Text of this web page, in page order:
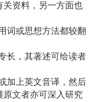
资料，另一方面也
词或思想方法都较翻
长，其著述可给读者
加上英文音译，然后
文者亦可深入研究